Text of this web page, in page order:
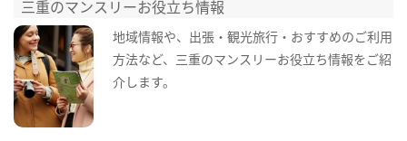
三重のマンスリーお役立ち情報
地域情報や、出張・観光旅行・おすすめのご利用
方法など、三重のマンスリーお役立ち情報をご紹
介します。